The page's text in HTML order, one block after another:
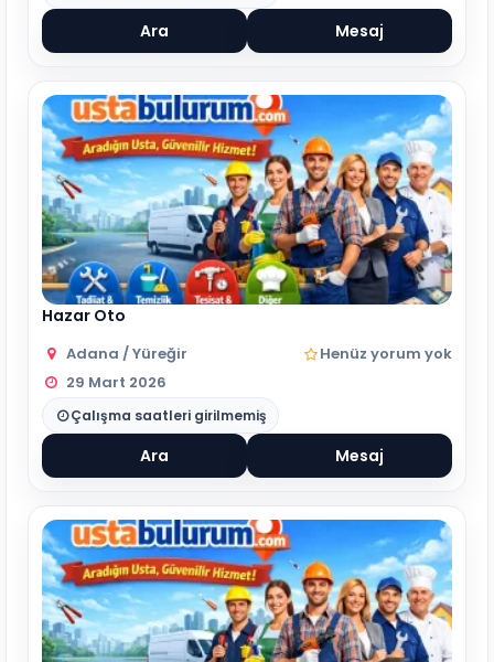
Ara Mesaj
Hazar Oto
Adana / Yüreğir
Henüz yorum yok
29 Mart 2026
Çalışma saatleri girilmemiş
Ara Mesaj